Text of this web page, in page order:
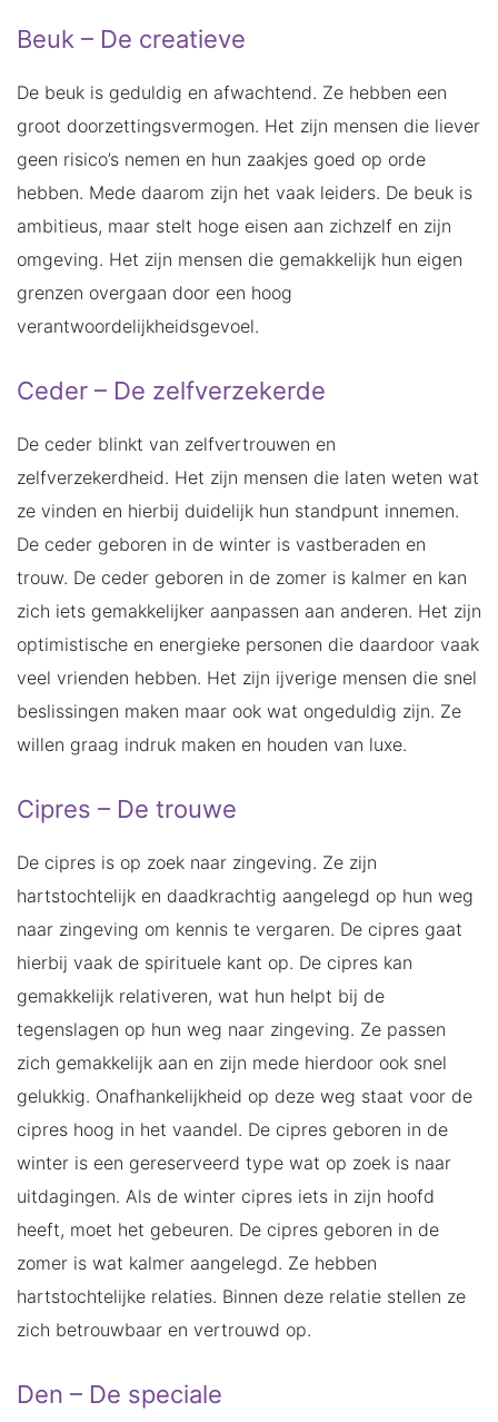
Beuk – De creatieve
De beuk is geduldig en afwachtend. Ze hebben een
groot doorzettingsvermogen. Het zijn mensen die liever
geen risico’s nemen en hun zaakjes goed op orde
hebben. Mede daarom zijn het vaak leiders. De beuk is
ambitieus, maar stelt hoge eisen aan zichzelf en zijn
omgeving. Het zijn mensen die gemakkelijk hun eigen
grenzen overgaan door een hoog
verantwoordelijkheidsgevoel.
Ceder – De zelfverzekerde
De ceder blinkt van zelfvertrouwen en
zelfverzekerdheid. Het zijn mensen die laten weten wat
ze vinden en hierbij duidelijk hun standpunt innemen.
De ceder geboren in de winter is vastberaden en
trouw. De ceder geboren in de zomer is kalmer en kan
zich iets gemakkelijker aanpassen aan anderen. Het zijn
optimistische en energieke personen die daardoor vaak
veel vrienden hebben. Het zijn ijverige mensen die snel
beslissingen maken maar ook wat ongeduldig zijn. Ze
willen graag indruk maken en houden van luxe.
Cipres – De trouwe
De cipres is op zoek naar zingeving. Ze zijn
hartstochtelijk en daadkrachtig aangelegd op hun weg
naar zingeving om kennis te vergaren. De cipres gaat
hierbij vaak de spirituele kant op. De cipres kan
gemakkelijk relativeren, wat hun helpt bij de
tegenslagen op hun weg naar zingeving. Ze passen
zich gemakkelijk aan en zijn mede hierdoor ook snel
gelukkig. Onafhankelijkheid op deze weg staat voor de
cipres hoog in het vaandel. De cipres geboren in de
winter is een gereserveerd type wat op zoek is naar
uitdagingen. Als de winter cipres iets in zijn hoofd
heeft, moet het gebeuren. De cipres geboren in de
zomer is wat kalmer aangelegd. Ze hebben
hartstochtelijke relaties. Binnen deze relatie stellen ze
zich betrouwbaar en vertrouwd op.
Den – De speciale